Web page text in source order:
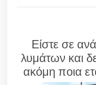
Είστε σε
λυμάτων και
ακόμη ποια